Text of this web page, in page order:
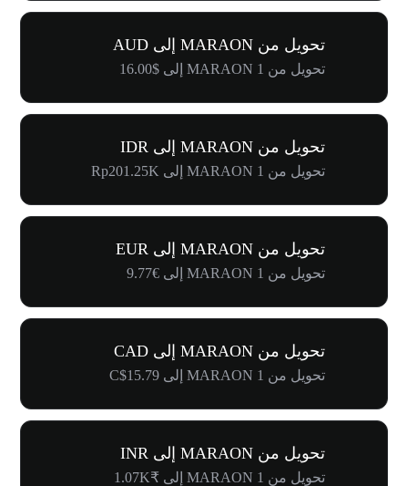
تحويل من MARAON إلى AUD
تحويل من 1 MARAON إلى $16.00
تحويل من MARAON إلى IDR
تحويل من 1 MARAON إلى Rp201.25K
تحويل من MARAON إلى EUR
تحويل من 1 MARAON إلى €9.77
تحويل من MARAON إلى CAD
تحويل من 1 MARAON إلى C$15.79
تحويل من MARAON إلى INR
تحويل من 1 MARAON إلى ₹1.07K